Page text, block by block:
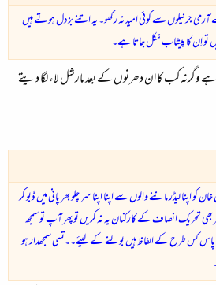
جرنیلوں سے کوئی امید نہ رکھو۔ یہ اتنے بزدل ہوتے ہیں
ہے وگرنہ کب کا ان دھرنوں کے بعد مارشل لاء لگا دیتے
لیڈر ماننے والوں سے اپنا اپنا سر چلو بھر پانی میں ڈبو کر
تحریک انصاف کے کارکنان یہ نہ کریں تو پھر آپ تو سمجھ
کس طرح کے الفاظ ہیں بولنے کے لیئے۔۔تسی سمجھدار ہو